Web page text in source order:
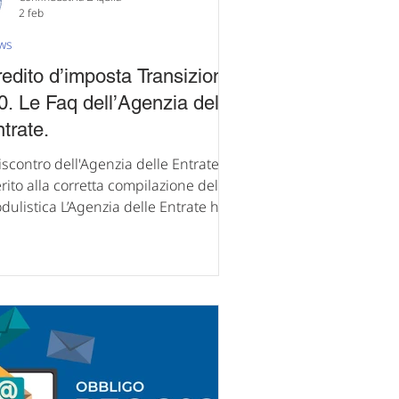
d’imposta Transizione
Le Faq dell’Agenzia delle
dell'Agenzia delle Entrate in
alla corretta compilazione della
L’Agenzia delle Entrate ha
scelta del codice tributo da
del credito d’imposta 4.0. I
pubblicati consentono alle
di evitare errori formali e di
pienamente e senza ritardi
2 feb